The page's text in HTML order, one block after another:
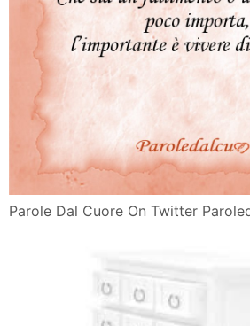
Parole Dal Cuore On Twitter